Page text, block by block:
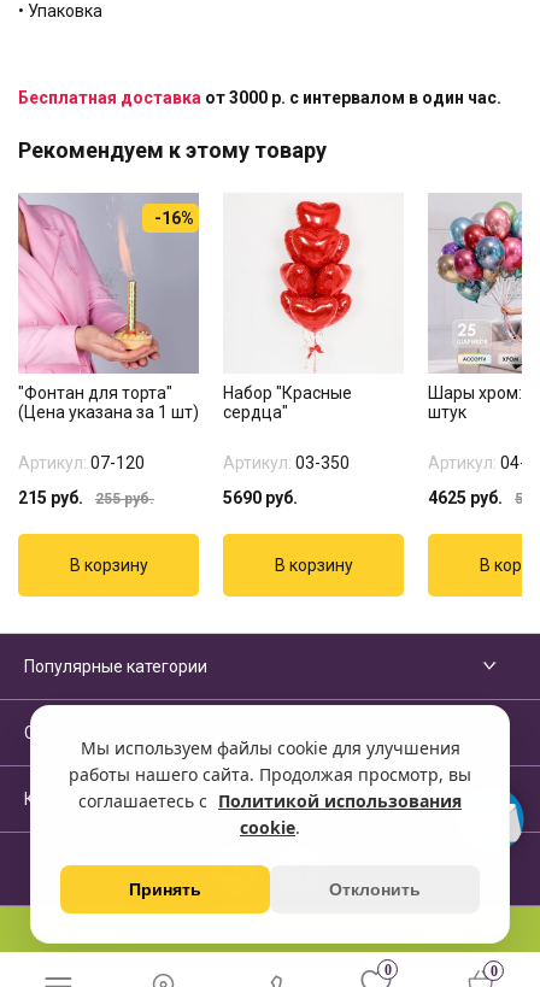
Мы используем файлы cookie для улучшения
работы нашего сайта. Продолжая просмотр, вы
соглашаетесь с Политикой использования
cookie.
Принять Отклонить
• Упаковка
Бесплатная доставка от 3000 р. с интервалом в один час.
Рекомендуем к этому товару
-16%
"Фонтан для торта"
(Цена указана за 1 шт)
Артикул: 07-120
215 руб. 255руб.
Набор "Красные
сердца"
Артикул: 03-350
5690 руб.
Шары хром:
штук
Артикул: 04-
4625 руб.
Популярные категории
Сервисы и помощь
Компания
0 0